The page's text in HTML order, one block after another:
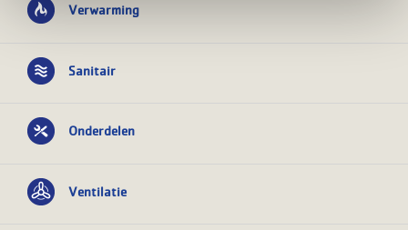
Verwarming
Sanitair
Onderdelen
Ventilatie